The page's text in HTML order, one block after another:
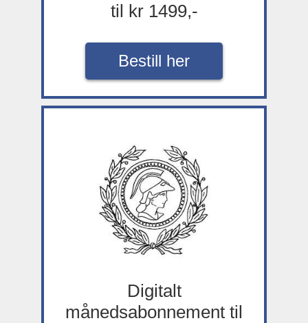
til kr 1499,-
Bestill her
Digitalt
månedsabonnement til